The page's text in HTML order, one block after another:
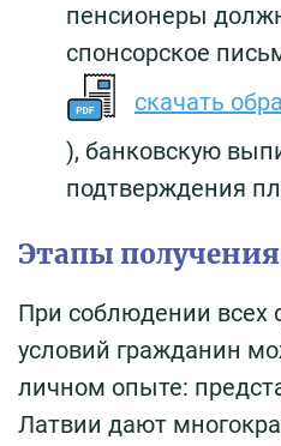
пенсионеры
спонсорское
скачать
), банковскую
подтверждения
Этапы
При соблюдении всех
условий гражданин
личном опыте:
Латвии дают